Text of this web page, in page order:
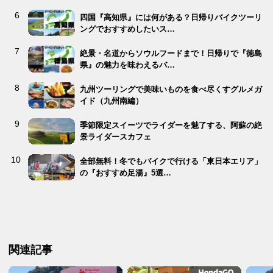
四国『高知県』には何がある？日帰りバイクツーリ
ングでおすすめしたいス…
絶景・名道からソウルフードまで！日帰りで『徳島
県』の魅力を味わえるバ…
九州ツーリングで美味いものを食べ尽くすグルメガ
イド（九州南編）
季節限定スイーツでライダーを魅了する、阿蘇の絶
景ライダースカフェ
全部無料！冬でもバイクで行ける「東日本エリア」
の『おすすめ足湯』5選…
関連記事